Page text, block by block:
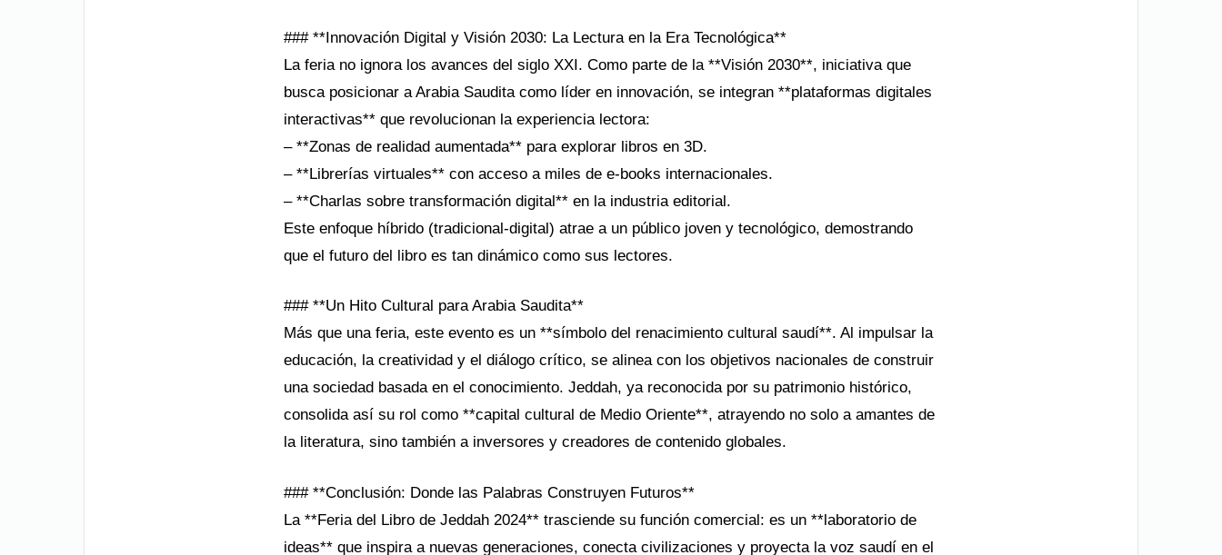
### **Innovación Digital y Visión 2030: La Lectura en la Era Tecnológica**
La feria no ignora los avances del siglo XXI. Como parte de la **Visión 2030**, iniciativa que
busca posicionar a Arabia Saudita como líder en innovación, se integran **plataformas digitales
interactivas** que revolucionan la experiencia lectora:
– **Zonas de realidad aumentada** para explorar libros en 3D.
– **Librerías virtuales** con acceso a miles de e-books internacionales.
– **Charlas sobre transformación digital** en la industria editorial.
Este enfoque híbrido (tradicional-digital) atrae a un público joven y tecnológico, demostrando
que el futuro del libro es tan dinámico como sus lectores.
### **Un Hito Cultural para Arabia Saudita**
Más que una feria, este evento es un **símbolo del renacimiento cultural saudí**. Al impulsar la
educación, la creatividad y el diálogo crítico, se alinea con los objetivos nacionales de construir
una sociedad basada en el conocimiento. Jeddah, ya reconocida por su patrimonio histórico,
consolida así su rol como **capital cultural de Medio Oriente**, atrayendo no solo a amantes de
la literatura, sino también a inversores y creadores de contenido globales.
### **Conclusión: Donde las Palabras Construyen Futuros**
La **Feria del Libro de Jeddah 2024** trasciende su función comercial: es un **laboratorio de
ideas** que inspira a nuevas generaciones, conecta civilizaciones y proyecta la voz saudí en el